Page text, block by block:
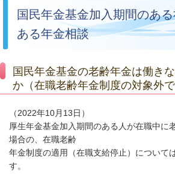
国民年金基金加入期間のあ
ある年金相談
国民年金基金の老齢年金は働き
か（在職老齢年金制度の対象外で
（2022年10月13日）
厚生年金基金加入期間のある人が在職中に
場合の、在職老齢
年金制度の適用（在職支給停止）について
す。